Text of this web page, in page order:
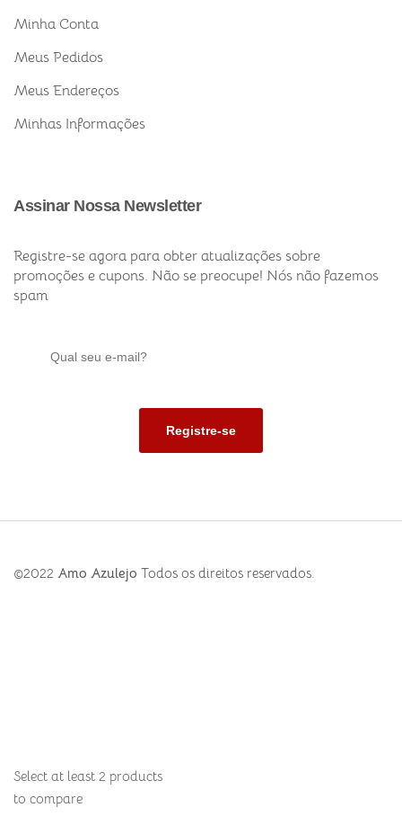
Minha Conta
Meus Pedidos
Meus Endereços
Minhas Informações
Assinar Nossa Newsletter
Registre-se agora para obter atualizações sobre
promoções e cupons. Não se preocupe! Nós não fazemos
spam
©2022 Amo Azulejo Todos os direitos reservados.
Select at least 2 products
to compare